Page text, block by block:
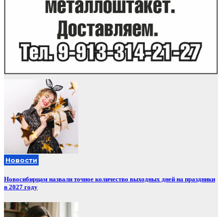
Новости
Новосибирцам назвали точное количество выходных дней на праздники
в 2027 году